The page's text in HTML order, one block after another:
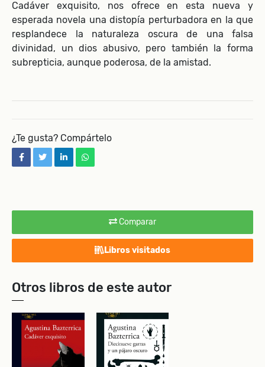
Comparar
Libros visitados
Otros libros de este autor
Cadáver exquisito, nos ofrece en esta nueva y
esperada novela una distopía perturbadora en la que
resplandece la naturaleza oscura de una falsa
divinidad, un dios abusivo, pero también la forma
subrepticia, aunque poderosa, de la amistad.
¿Te gusta? Compártelo
facebooktwitterlinkedinwhatsapp